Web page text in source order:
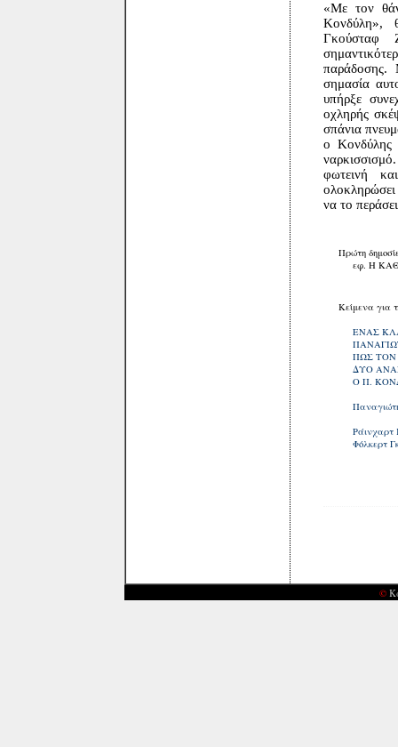
«Με τον
Κονδύλη»,
Γκούσταφ
παράδοσης.
σημασία
υπήρξε
οχληρής
σπάνια
ο Κονδύλης
φωτεινή
να το
Πρώτη
εφ. Η
Κείμενα για
ΕΝΑΣ
ΠΩΣ
ΔΥΟ
Ο Π.
Φόλκερτ
©